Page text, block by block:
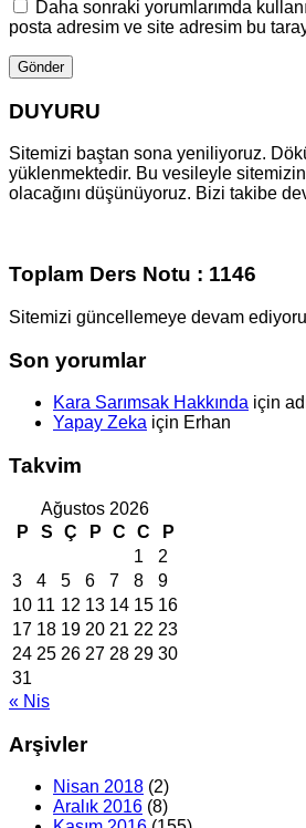
Daha sonraki yorumlarımda
posta adresim ve site adresim bu
DUYURU
Sitemizi baştan sona yeniliyoruz.
yüklenmektedir. Bu vesileyle sitemizin
olacağını düşünüyoruz. Bizi takibe
Toplam Ders Notu : 1146
Sitemizi güncellemeye devam
Son yorumlar
Kara Sarımsak Hakkında için
Yapay Zeka için Erhan
Takvim
Ağustos 2026
P
S Ç P C C
P
1
2
3
4 5 6 7 8
9
10 11 12 13 14 15 16
17 18 19 20 21 22 23
24 25 26 27 28 29 30
31
« Nis
Arşivler
Nisan 2018 (2)
Aralık 2016 (8)